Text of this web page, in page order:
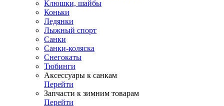
Клюшки, шайбы
Коньки
Ледянки
Лыжный спорт
Санки
Санки-коляска
Снегокаты
Тюбинги
Аксессуары к санкам
Перейти
Запчасти к зимним товарам
Перейти